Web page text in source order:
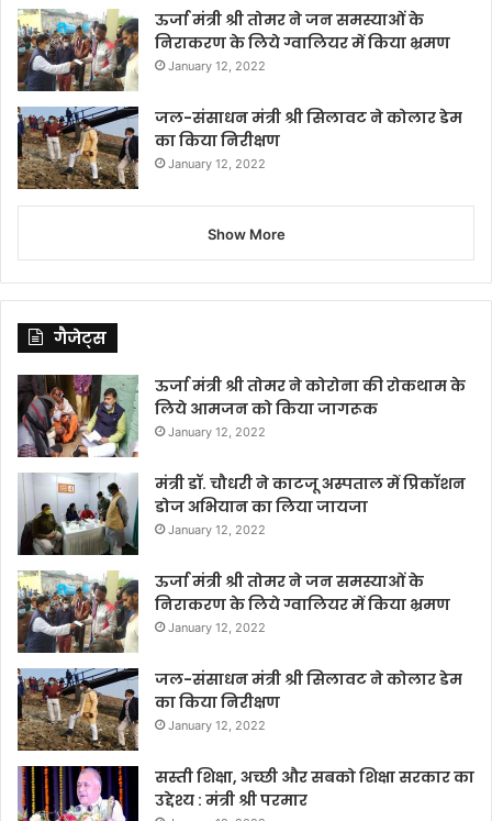
ऊर्जा मंत्री श्री तोमर ने जन समस्याओं के
निराकरण के लिये ग्वालियर में किया भ्रमण
January 12, 2022
जल-संसाधन मंत्री श्री सिलावट ने कोलार डेम
का किया निरीक्षण
January 12, 2022
Show More
गैजेट्स
ऊर्जा मंत्री श्री तोमर ने कोरोना की रोकथाम के
लिये आमजन को किया जागरूक
January 12, 2022
मंत्री डॉ. चौधरी ने काटजू अस्पताल में प्रिकॉशन
डोज अभियान का लिया जायजा
January 12, 2022
ऊर्जा मंत्री श्री तोमर ने जन समस्याओं के
निराकरण के लिये ग्वालियर में किया भ्रमण
January 12, 2022
जल-संसाधन मंत्री श्री सिलावट ने कोलार डेम
का किया निरीक्षण
January 12, 2022
सस्ती शिक्षा, अच्छी और सबको शिक्षा सरकार का
उद्देश्य : मंत्री श्री परमार